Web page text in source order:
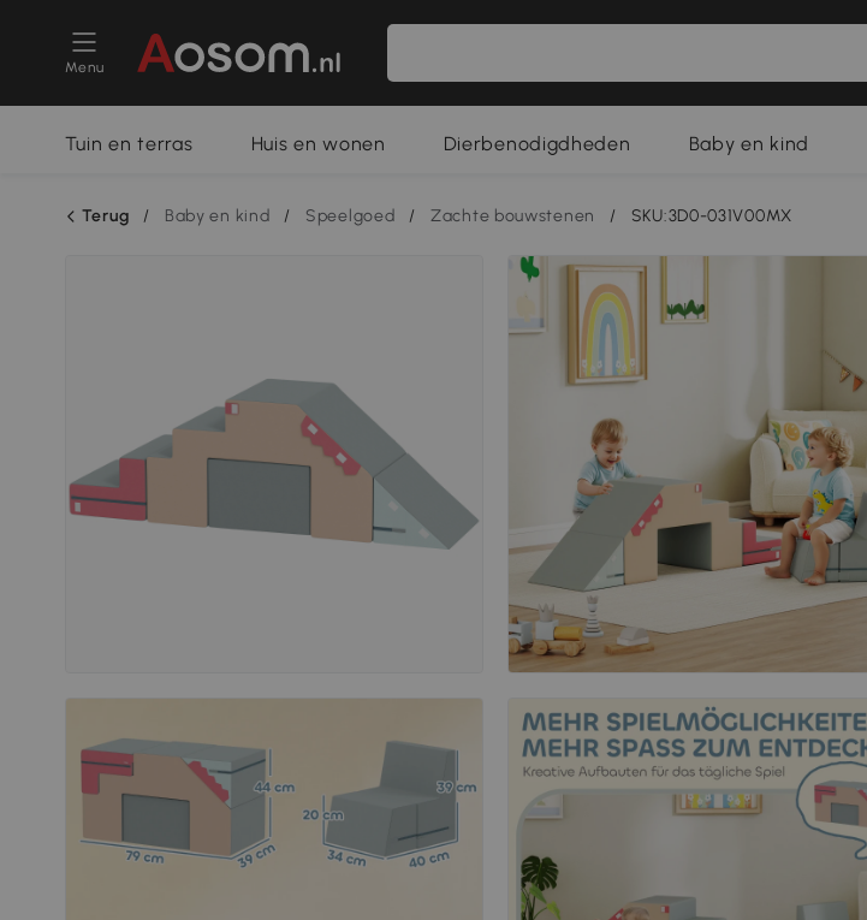
Menu
Tuin en terras Huis en wonen Dierbenodigdheden Baby en kind
Terug / Baby en kind / Speelgoed / Zachte bouwstenen / SKU:3D0-031V00MX